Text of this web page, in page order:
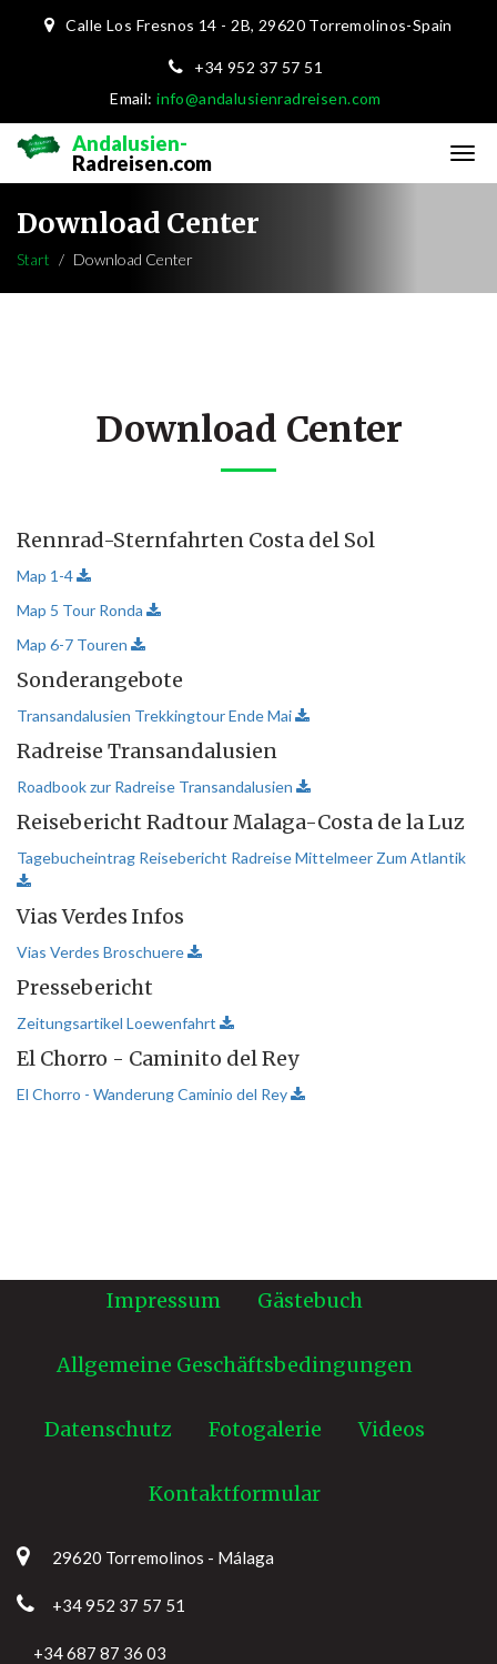
Calle Los Fresnos 14 - 2B, 29620 Torremolinos-Spain
+34 952 37 57 51
Email:info@andalusienradreisen.com
Andalusien-
Radreisen.com
Download Center
Start Download Center
Download Center
Rennrad-Sternfahrten Costa del Sol
Map 1-4
Map 5 Tour Ronda
Map 6-7 Touren
Sonderangebote
Transandalusien Trekkingtour Ende Mai
Radreise Transandalusien
Roadbook zur Radreise Transandalusien
Reisebericht Radtour Malaga-Costa de la Luz
Tagebucheintrag Reisebericht Radreise Mittelmeer Zum Atlantik
Vias Verdes Infos
Vias Verdes Broschuere
Pressebericht
Zeitungsartikel Loewenfahrt
El Chorro - Caminito del Rey
El Chorro - Wanderung Caminio del Rey
Impressum Gästebuch
Allgemeine Geschäftsbedingungen
Datenschutz Fotogalerie Videos
Kontaktformular
29620 Torremolinos - Málaga
+34 952 37 57 51
+34 687 87 36 03